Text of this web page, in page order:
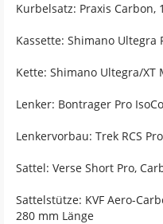
Kurbelsatz: Praxis
Kassette: Shimano Ultegra
Kette: Shimano Ultegra/XT
Lenker: Bontrager Pro
Lenkervorbau: Trek RCS
Sattel: Verse Short Pro,
Sattelstütze: KVF Aero-
280 mm Länge